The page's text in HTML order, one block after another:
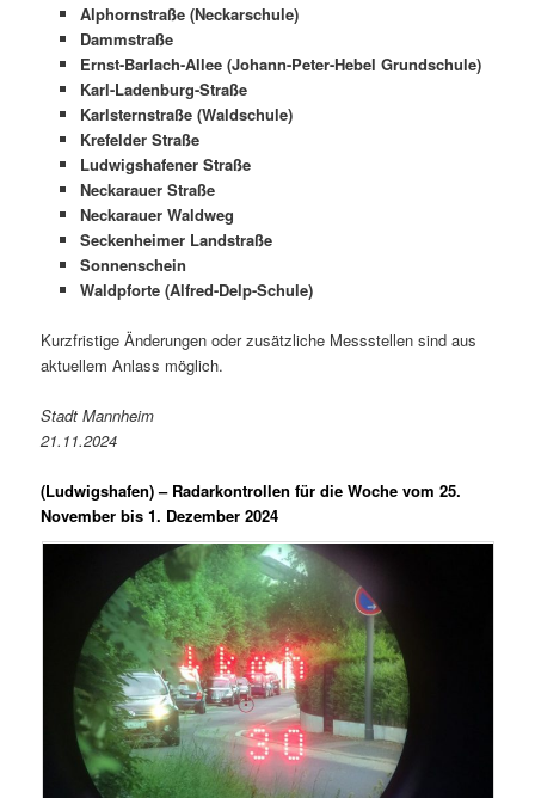
Alphornstraße (Neckarschule)
Dammstraße
Ernst-Barlach-Allee (Johann-Peter-Hebel Grundschule)
Karl-Ladenburg-Straße
Karlsternstraße (Waldschule)
Krefelder Straße
Ludwigshafener Straße
Neckarauer Straße
Neckarauer Waldweg
Seckenheimer Landstraße
Sonnenschein
Waldpforte (Alfred-Delp-Schule)
Kurzfristige Änderungen oder zusätzliche Messstellen sind aus
aktuellem Anlass möglich.
Stadt Mannheim
21.11.2024
(Ludwigshafen) – Radarkontrollen für die Woche vom 25.
November bis 1. Dezember 2024